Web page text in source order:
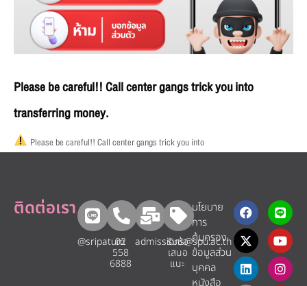
Please be careful!! Call center gangs trick you into
transferring money.
Please be careful!! Call center gangs trick you into
ติดต่อเรา
@sripatum
02
558
6888
admissions@spu.ac.th
รับข้อ
เสนอ
แนะ​
นโยบาย
การ
คุ้มครอง
ข้อมูลส่วน
บุคคล
หนังสือ